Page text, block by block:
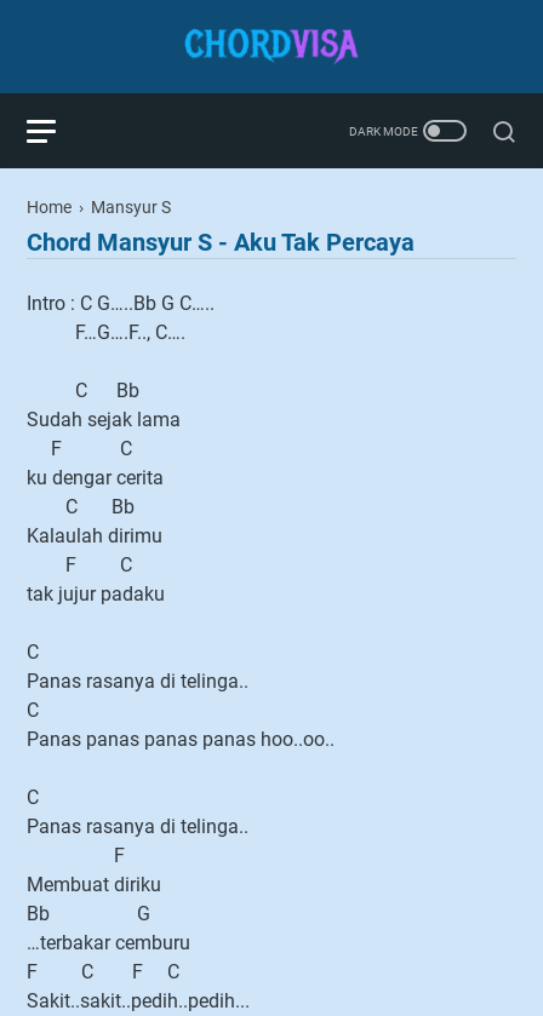
Home › Mansyur S
Chord Mansyur S - Aku Tak Percaya
Intro : C G…..Bb G C…..
F…G….F.., C….
C Bb
Sudah sejak lama
F C
ku dengar cerita
C Bb
Kalaulah dirimu
F C
tak jujur padaku
C
Panas rasanya di telinga..
C
Panas panas panas panas hoo..oo..
C
Panas rasanya di telinga..
F
Membuat diriku
Bb G
…terbakar cemburu
F C F C
Sakit..sakit..pedih..pedih...